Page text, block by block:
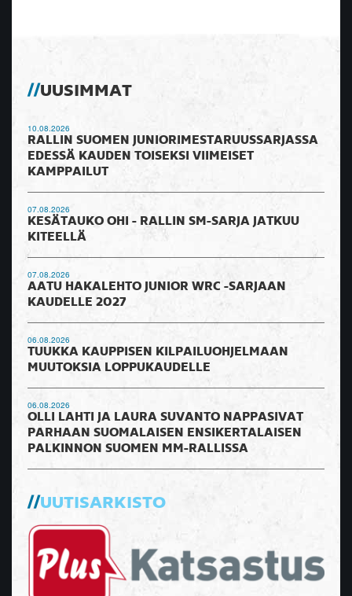
UUSIMMAT
10.08.2026
RALLIN SUOMEN JUNIORIMESTARUUSSARJASSA
EDESSÄ KAUDEN TOISEKSI VIIMEISET
KAMPPAILUT
07.08.2026
KESÄTAUKO OHI - RALLIN SM-SARJA JATKUU
KITEELLÄ
07.08.2026
AATU HAKALEHTO JUNIOR WRC -SARJAAN
KAUDELLE 2027
06.08.2026
TUUKKA KAUPPISEN KILPAILUOHJELMAAN
MUUTOKSIA LOPPUKAUDELLE
06.08.2026
OLLI LAHTI JA LAURA SUVANTO NAPPASIVAT
PARHAAN SUOMALAISEN ENSIKERTALAISEN
PALKINNON SUOMEN MM-RALLISSA
UUTISARKISTO